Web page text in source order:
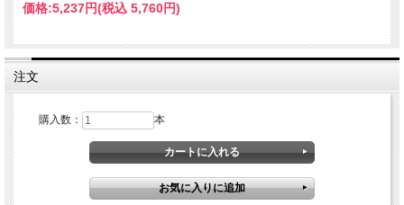
価格:5,237円(税込 5,760円)
注文
購入数： 本